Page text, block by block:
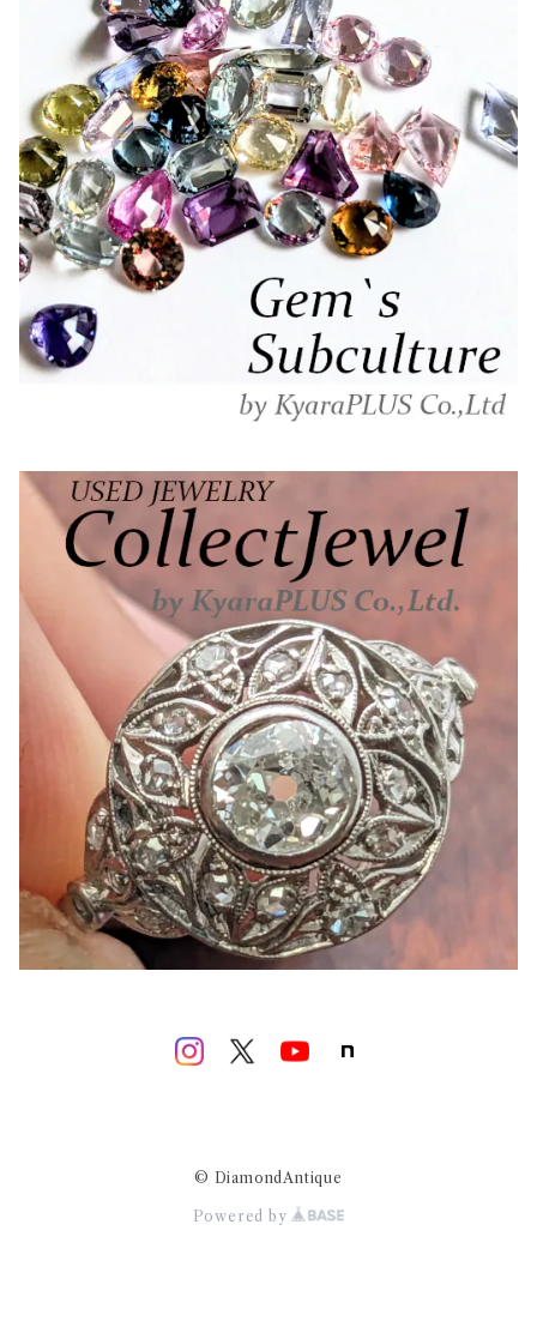
© DiamondAntique
Powered by